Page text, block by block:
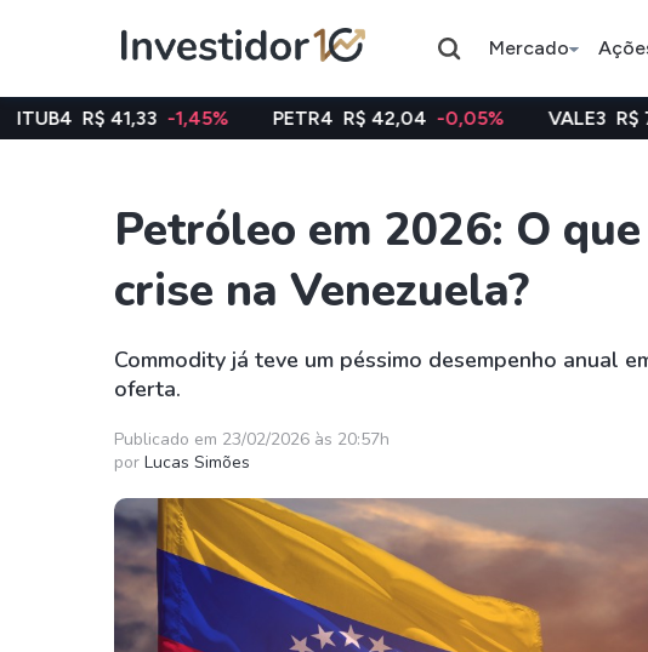
Mercado
Assuntos do momento
Índice
Ibovespa
Ação
Petrobras
Ações
Taesa
Itausa
Ambev
Weg
Klabin
Petrobrás
XPML11
HGLG11
XPLG11
KNRI11
KNCR11
HASH11
-1,45% PETR4 R$ 42,04 -0,05% VALE3 R$ 75,54 0,17%
Petróleo em 2026: O
crise na Venezuela?
Commodity já teve um péssimo desempenho anual
oferta.
Publicado em 23/02/2026 às 20:57h
por Lucas Simões